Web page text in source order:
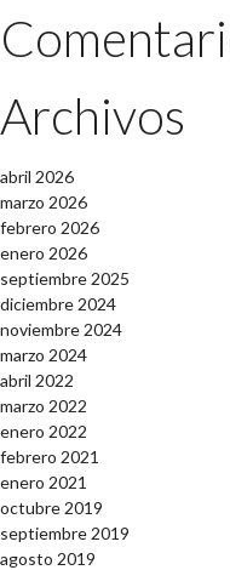
Archivos
abril 2026
marzo 2026
febrero 2026
enero 2026
septiembre 2025
diciembre 2024
noviembre 2024
marzo 2024
abril 2022
marzo 2022
enero 2022
febrero 2021
enero 2021
octubre 2019
septiembre 2019
agosto 2019